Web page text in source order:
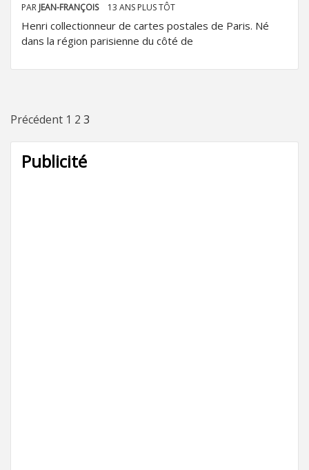
PAR JEAN-FRANÇOIS 13 ANS PLUS TÔT
Henri collectionneur de cartes postales de Paris. Né
dans la région parisienne du côté de
Pagination
des
Précédent 1 2 3
Publicité